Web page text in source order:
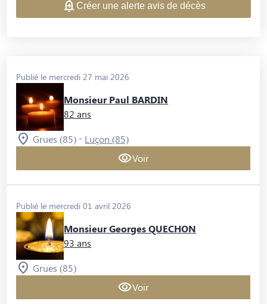
Créer une alerte avis de décès
Publié le mercredi 27 mai 2026
Monsieur Paul BARDIN
82 ans
Grues (85) - Luçon (85)
Voir
Publié le mercredi 01 avril 2026
Monsieur Georges QUECHON
93 ans
Grues (85)
Voir